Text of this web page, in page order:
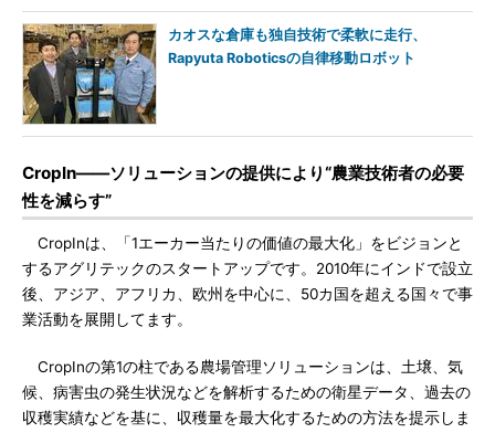
カオスな倉庫も独自技術で柔軟に走行、
Rapyuta Roboticsの自律移動ロボット
CropIn――ソリューションの提供により“農業技術者の必要
性を減らす”
CropInは、「1エーカー当たりの価値の最大化」をビジョンと
するアグリテックのスタートアップです。2010年にインドで設立
後、アジア、アフリカ、欧州を中心に、50カ国を超える国々で事
業活動を展開してます。
CropInの第1の柱である農場管理ソリューションは、土壌、気
候、病害虫の発生状況などを解析するための衛星データ、過去の
収穫実績などを基に、収穫量を最大化するための方法を提示しま